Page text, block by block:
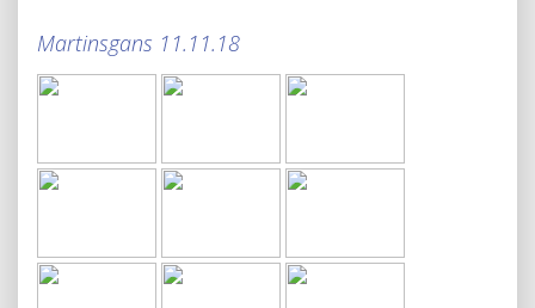
Martinsgans 11.11.18